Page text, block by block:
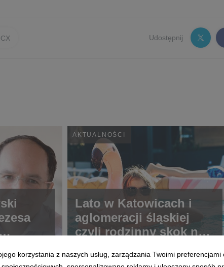
Udostępnij
AKTUALNOŚCI
Lato w Katowicach i
aglomeracji śląskiej
czyli rodzinny skok na
korzystania z naszych usług, zarządzania Twoimi